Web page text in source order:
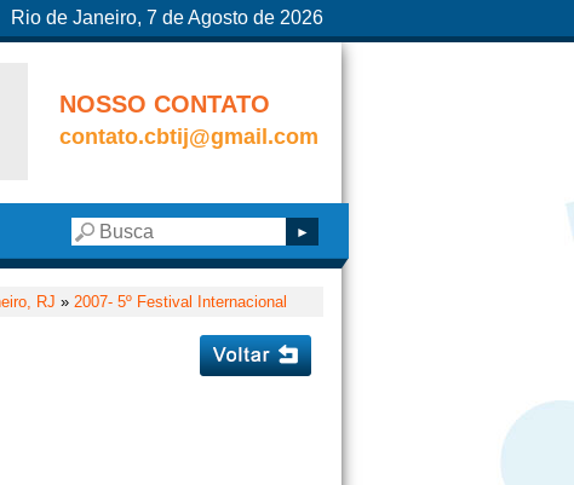
Rio de Janeiro, 7 de Agosto de 2026
NOSSO CONTATO
contato.cbtij@gmail.com
RJ » 2007- 5º Festival Internacional